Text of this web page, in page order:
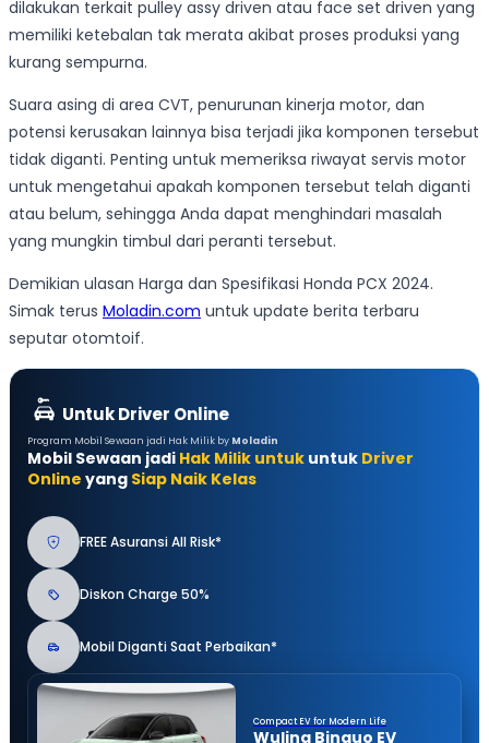
dilakukan terkait pulley assy driven atau face set driven yang
memiliki ketebalan tak merata akibat proses produksi yang
kurang sempurna.
Suara asing di area CVT, penurunan kinerja motor, dan
potensi kerusakan lainnya bisa terjadi jika komponen tersebut
tidak diganti. Penting untuk memeriksa riwayat servis motor
untuk mengetahui apakah komponen tersebut telah diganti
atau belum, sehingga Anda dapat menghindari masalah
yang mungkin timbul dari peranti tersebut.
Demikian ulasan Harga dan Spesifikasi Honda PCX 2024.
Simak terus Moladin.com untuk update berita terbaru
seputar otomtoif.
Untuk Driver Online
Program Mobil Sewaan jadi Hak Milik by Moladin
Mobil Sewaan jadi Hak Milik untuk untuk Driver
Online yang Siap Naik Kelas
FREE Asuransi All Risk*
Diskon Charge 50%
Mobil Diganti Saat Perbaikan*
Compact EV for Modern Life
Wuling Binguo EV